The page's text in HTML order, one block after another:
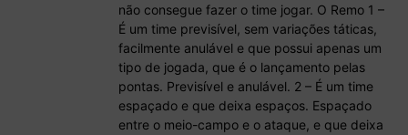
não consegue fazer o time jogar. O Remo 1 –
É um time previsível, sem variações táticas,
facilmente anulável e que possui apenas um
tipo de jogada, que é o lançamento pelas
pontas. Previsível e anulável. 2 – É um time
espaçado e que deixa espaços. Espaçado
entre o meio-campo e o ataque, e que deixa